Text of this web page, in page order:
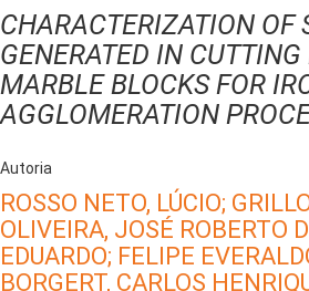
CHARACTERIZATION OF
GENERATED IN CUTTING
MARBLE BLOCKS FOR
AGGLOMERATION
Autoria
ROSSO NETO, LÚCIO;
OLIVEIRA, JOSÉ ROBERTO
EDUARDO; FELIPE
BORGERT, CARLOS